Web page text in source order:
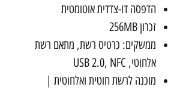
הדפסה דו-צדדית אוטומטית
זכרון 256MB
ממשקים: כרטיס רשת, מתאם רשת
אלחוטי, USB 2.0, NFC
מוכנה לרשת חוטית ואלחוטית |